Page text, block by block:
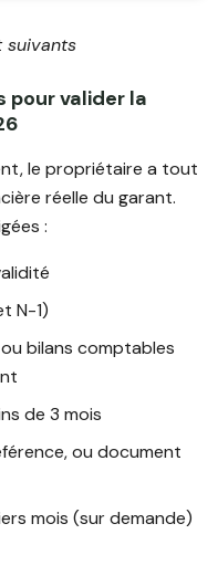
suivants
pour valider la
le propriétaire a tout
réelle du garant.
:
N-1)
bilans comptables
de 3 mois
ou document
mois (sur demande)